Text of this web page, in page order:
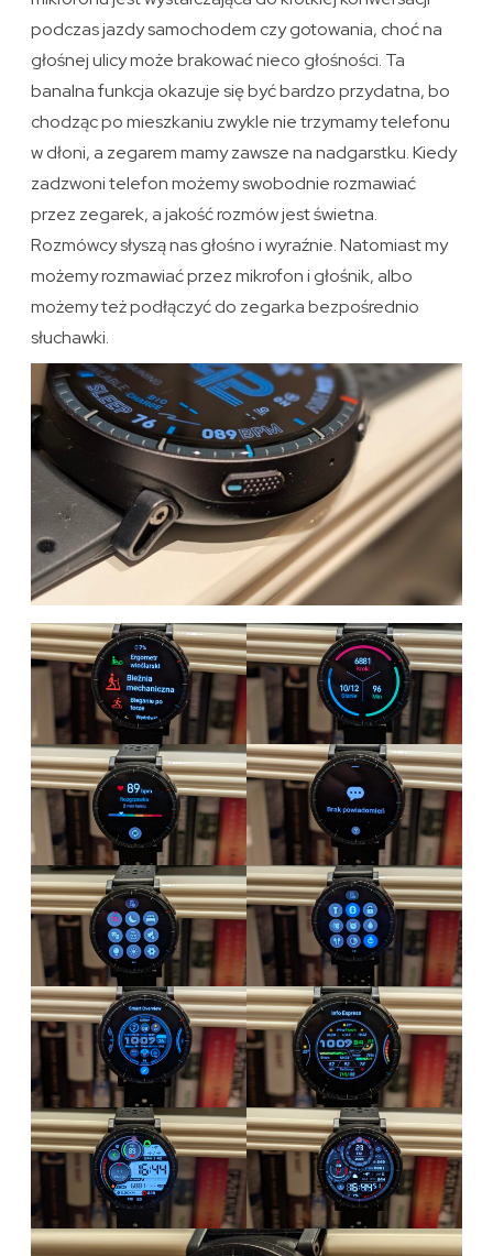
podczas jazdy samochodem czy gotowania, choć na
głośnej ulicy może brakować nieco głośności. Ta
banalna funkcja okazuje się być bardzo przydatna, bo
chodząc po mieszkaniu zwykle nie trzymamy telefonu
w dłoni, a zegarem mamy zawsze na nadgarstku. Kiedy
zadzwoni telefon możemy swobodnie rozmawiać
przez zegarek, a jakość rozmów jest świetna.
Rozmówcy słyszą nas głośno i wyraźnie. Natomiast my
możemy rozmawiać przez mikrofon i głośnik, albo
możemy też podłączyć do zegarka bezpośrednio
słuchawki.